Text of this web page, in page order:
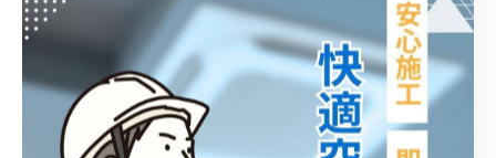
フロン排出抑制法
クリニック・エアコン・クリーニング
エアコン・飲食店・高圧洗浄
エアコン・工事・業務用